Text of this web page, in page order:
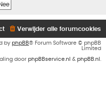
Verwijder alle forumcookies
by phpBB® Forum Software © phpBB
Limited
door phpBBservice.nl & phpBB.nl